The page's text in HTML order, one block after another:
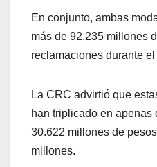
En conjunto, ambas
más de 92.235 millones
reclamaciones durante
La CRC advirtió que
han triplicado en apenas
30.622 millones de
millones.